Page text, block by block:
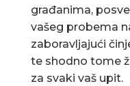
građanima,
vašeg probema
zaboravljajući
te shodno tome
za svaki vaš upit.